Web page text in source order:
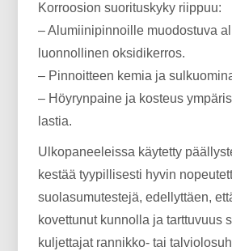
Korroosion suorituskyky riippuu:
– Alumiinipinnoille muodostuva
luonnollinen oksidikerros.
– Pinnoitteen kemia ja
– Höyrynpaine ja kosteus
lastia.
Ulkopaneeleissa käytetty
kestää tyypillisesti hyvin
suolasumutestejä, edellyttäen,
kovettunut kunnolla ja tarttuvuus
kuljettajat rannikko- tai